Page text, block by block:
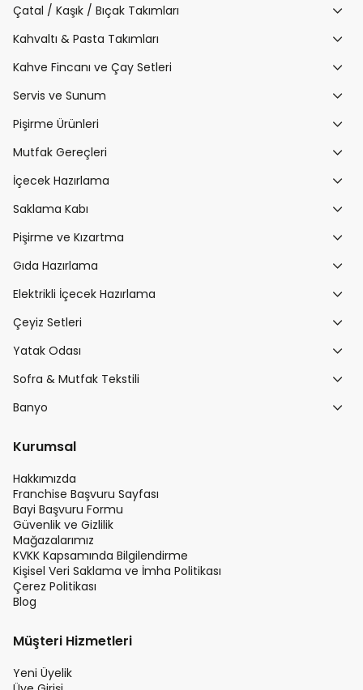
Çatal / Kaşık / Bıçak Takımları
Kahvaltı & Pasta Takımları
Kahve Fincanı ve Çay Setleri
Servis ve Sunum
Pişirme Ürünleri
Mutfak Gereçleri
İçecek Hazırlama
Saklama Kabı
Pişirme ve Kızartma
Gıda Hazırlama
Elektrikli İçecek Hazırlama
Çeyiz Setleri
Yatak Odası
Sofra & Mutfak Tekstili
Banyo
Kurumsal
Hakkımızda
Franchise Başvuru Sayfası
Bayi Başvuru Formu
Güvenlik ve Gizlilik
Mağazalarımız
KVKK Kapsamında Bilgilendirme
Kişisel Veri Saklama ve İmha Politikası
Çerez Politikası
Blog
Müşteri Hizmetleri
Yeni Üyelik